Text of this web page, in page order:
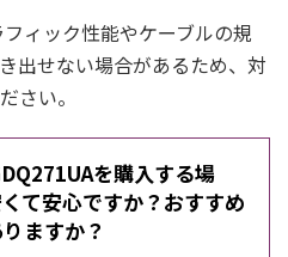
ィック性能やケーブルの規
出せない場合があるため、対
さい。
を購入する場
て安心ですか？おすすめ
ますか？